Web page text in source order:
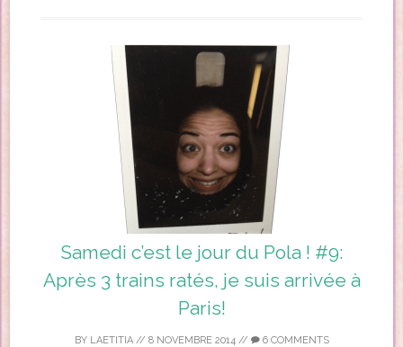
Samedi c’est le jour du Pola ! #9:
Après 3 trains ratés, je suis arrivée à
Paris!
BY LAETITIA// 8 NOVEMBRE 2014 // 6 COMMENTS